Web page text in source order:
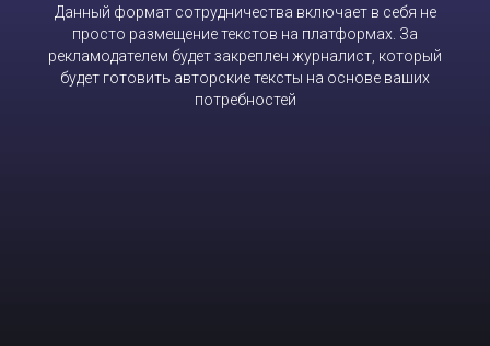
Данный формат сотрудничества включает в себя не
просто размещение текстов на платформах. За
рекламодателем будет закреплен журналист, который
будет готовить авторские тексты на основе ваших
потребностей